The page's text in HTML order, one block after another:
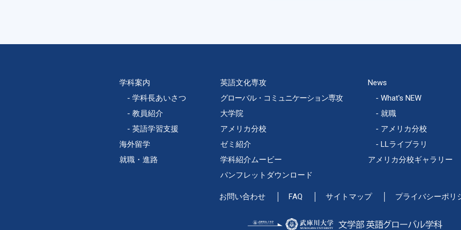
学科案内
学科長あいさつ
教員紹介
英語学習支援
海外留学
就職・進路
英語文化専攻
グローバル・コミュニケーション専攻
大学院
アメリカ分校
ゼミ紹介
学科紹介ムービー
パンフレットダウンロード
News
What's NEW
就職
アメリカ分校
LLライブラリ
アメリカ分校ギャラリー
お問い合わせ FAQ サイトマップ プライバシーポリ